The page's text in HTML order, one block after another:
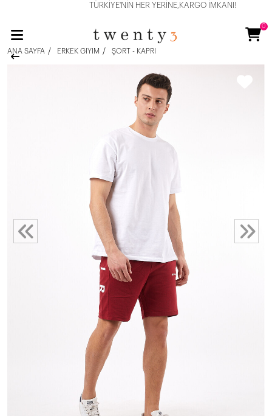
TÜRKİYE'NİN HER YERİNE,KARGO İMKANI!
0
ANA SAYFA ERKEK GIYIM ŞORT - KAPRI